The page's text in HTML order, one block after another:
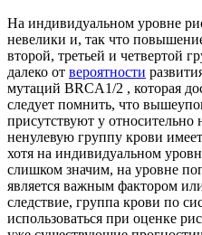
На индивидуальном уровне
невелики и, так что
второй, третьей и четвертой
далеко от вероятности
мутаций BRCA1/2 , которая
следует помнить, что
присутствуют у
ненулевую группу крови
хотя на индивидуальном
слишком значим, на уровне
является важным фактором
следствие, группа крови по
использоваться при оценке